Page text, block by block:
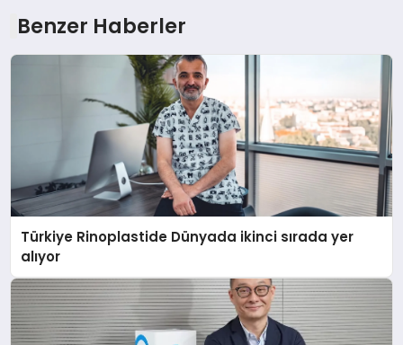
Benzer Haberler
Türkiye Rinoplastide Dünyada ikinci sırada yer
alıyor